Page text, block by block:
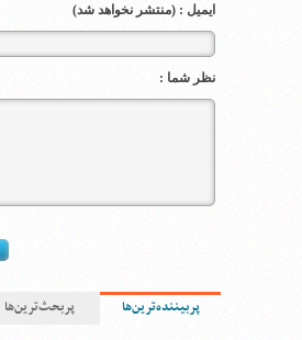
ایمیل : (منتشر نخواهد شد)
نظر شما :
پربیننده‌ترین‌ها پربحث‌ترین‌ها